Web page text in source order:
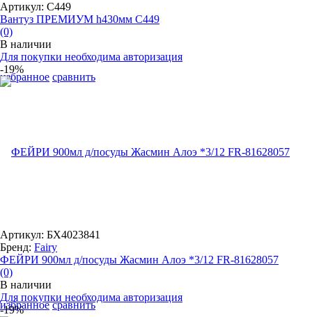
избранное сравнить
Артикул: С449
Вантуз ПРЕМИУМ h430мм С449
(0)
В наличии
Для покупки необходима авторизация
-19%
избранное сравнить
Артикул: БХ4023841
Бренд: Fairy
ФЕЙРИ 900мл д/посуды Жасмин Алоэ *3/12 FR-81628057
(0)
В наличии
Для покупки необходима авторизация
-19%